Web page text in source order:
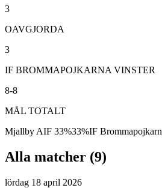
3
OAVGJORDA
3
IF BROMMAPOJKARNA VINSTER
8-8
MÅL TOTALT
Mjallby AIF 33%33%IF
Alla matcher (9)
lördag 18 april 2026